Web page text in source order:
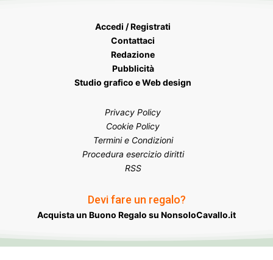
Accedi / Registrati
Contattaci
Redazione
Pubblicità
Studio grafico e Web design
Privacy Policy
Cookie Policy
Termini e Condizioni
Procedura esercizio diritti
RSS
Devi fare un regalo?
Acquista un Buono Regalo su NonsoloCavallo.it